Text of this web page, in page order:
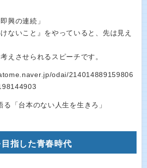
興の連続」
ないこと』をやっていると、先は見え
えさせられるスピーチです。
odai/214014889159806
指した青春時代